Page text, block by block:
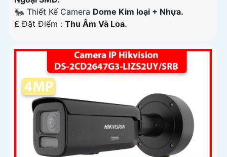
🐜 Thiết Kế Camera Dome Kim loại + Nhựa.
️₤ Đặt Điểm : Thu Âm Và Loa.